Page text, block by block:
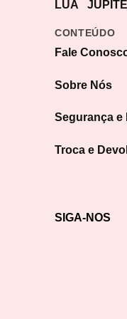
LUA
CONTEÚDO
Fale
Sobre Nós
Segurança e
Troca e
SIGA-NOS